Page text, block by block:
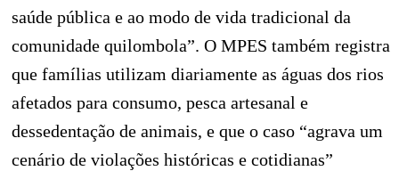
saúde pública e ao modo de vida tradicional da
comunidade quilombola”. O MPES também registra
que famílias utilizam diariamente as águas dos rios
afetados para consumo, pesca artesanal e
dessedentação de animais, e que o caso “agrava um
cenário de violações históricas e cotidianas”